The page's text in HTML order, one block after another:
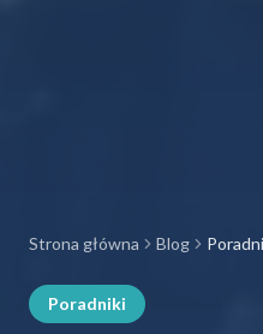
Strona główna Blog
Poradniki